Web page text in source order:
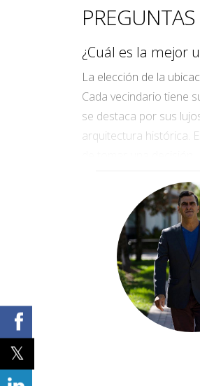
¿Cuál es la mejor
La elección de la
Cada vecindario tiene
se destaca por sus
arquitectura histórica.
¿Qué opciones
El financiamiento es
o VA si son
con un asesor
disponible. Recuerda
¿Cómo está el
El mercado
embargo, es
disponible o precios